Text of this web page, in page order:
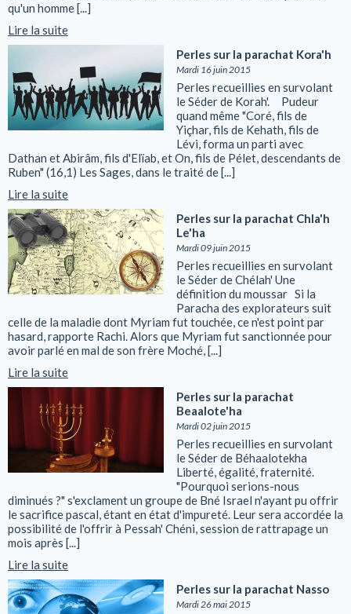
qu'un homme [...]
Lire la suite
Perles sur la parachat Kora'h
Mardi 16 juin 2015
Perles recueillies en survolant
le Séder de Korah'. Pudeur
quand même "Coré, fils de
Yiçhar, fils de Kehath, fils de
Lévi, forma un parti avec
Dathan et Abirâm, fils d'Elïab, et On, fils de Pélet, descendants de
Ruben" (16,1) Les Sages, dans le traité de [...]
Lire la suite
Perles sur la parachat Chla'h
Le'ha
Mardi 09 juin 2015
Perles recueillies en survolant
le Séder de Chélah' Une
définition du moussar Si la
Paracha des explorateurs suit
celle de la maladie dont Myriam fut touchée, ce n'est point par
hasard, rapporte Rachi. Alors que Myriam fut sanctionnée pour
avoir parlé en mal de son frère Moché, [...]
Lire la suite
Perles sur la parachat
Beaalote'ha
Mardi 02 juin 2015
Perles recueillies en survolant
le Séder de Béhaalotekha
Liberté, égalité, fraternité.
"Pourquoi serions-nous
diminués ?" s'exclament un groupe de Bné Israel n'ayant pu offrir
le sacrifice pascal, étant en état d'impureté. Leur sera accordée la
possibilité de l'offrir à Pessah' Chéni, session de rattrapage un
mois après [...]
Lire la suite
Perles sur la parachat Nasso
Mardi 26 mai 2015